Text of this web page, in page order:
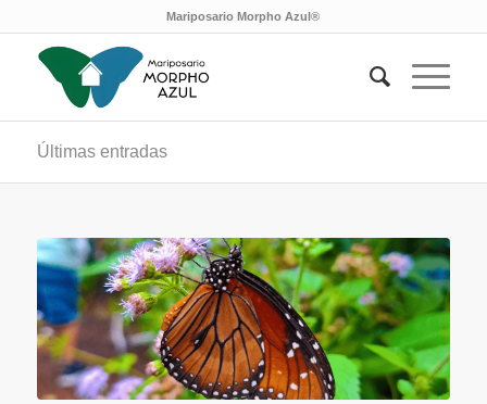
Mariposario Morpho Azul®
Últimas entradas